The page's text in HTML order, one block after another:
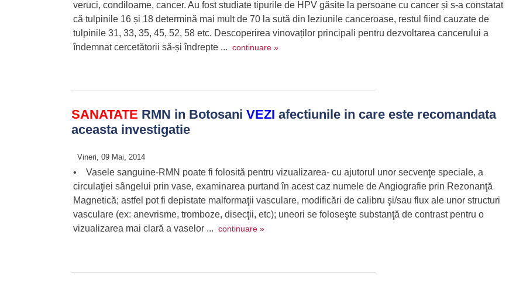
veruci, condiloame, cancer. Au fost studiate tipurile de HPV găsite la persoane cu cancer și s-a constatat
că tulpinile 16 și 18 determină mai mult de 70 la sută din leziunile canceroase, restul fiind cauzate de
tulpinile 31, 33, 35, 45, 52, 58 etc. Descoperirea vinovaților principali pentru dezvoltarea cancerului a
îndemnat cercetătorii să-și îndrepte ... continuare »
SANATATE RMN in Botosani VEZI afectiunile in care este recomandata
aceasta investigatie
Vineri, 09 Mai, 2014
• Vasele sanguine-RMN poate fi folosită pentru vizualizarea- cu ajutorul unor secvenţe speciale, a
circulaţiei sângelui prin vase, examinarea purtand în acest caz numele de Angiografie prin Rezonanţă
Magnetică; astfel pot fi depistate malformaţii vasculare, modificări de calibru şi/sau flux ale unor structuri
vasculare (ex: anevrisme, tromboze, disecţii, etc); uneori se foloseşte substanţă de contrast pentru o
vizualizarea mai clară a vaselor ... continuare »